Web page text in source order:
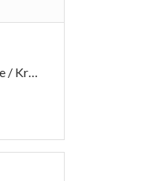
warmińsko-mazurskie / Kromerowo